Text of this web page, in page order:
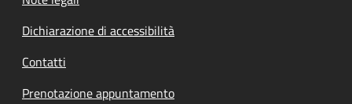
Dichiarazione di accessibilità
Contatti
Prenotazione appuntamento